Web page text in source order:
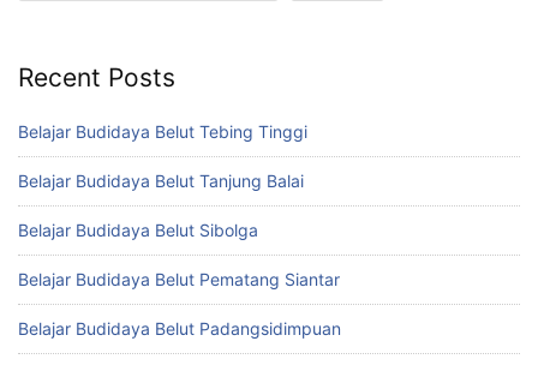
Recent Posts
Belajar Budidaya Belut Tebing Tinggi
Belajar Budidaya Belut Tanjung Balai
Belajar Budidaya Belut Sibolga
Belajar Budidaya Belut Pematang Siantar
Belajar Budidaya Belut Padangsidimpuan